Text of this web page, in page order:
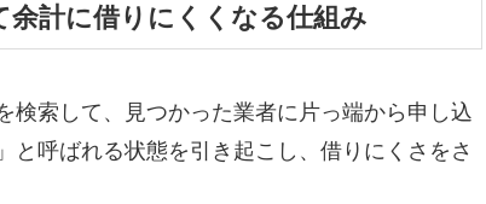
余計に借りにくくなる仕組み
検索して、見つかった業者に片っ端から申し込
呼ばれる状態を引き起こし、借りにくさをさ